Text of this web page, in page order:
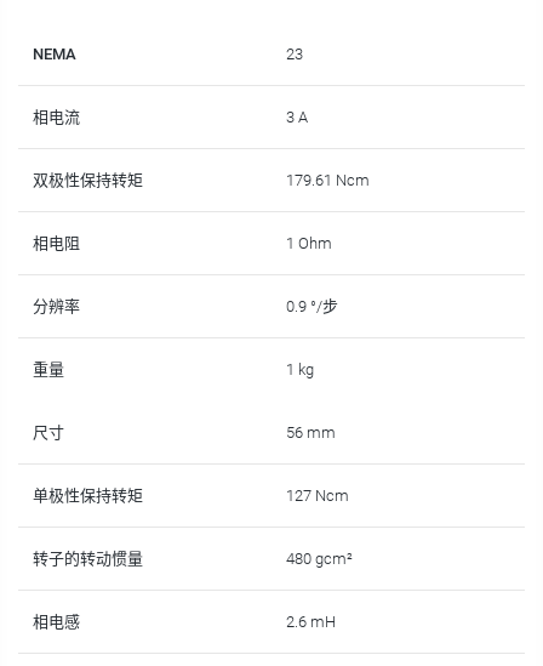
NEMA 23
相电流 3 A
双极性保持转矩 179.61 Ncm
相电阻 1 Ohm
分辨率 0.9 °/步
重量 1 kg
尺寸 56 mm
单极性保持转矩 127 Ncm
转子的转动惯量 480 gcm²
相电感 2.6 mH